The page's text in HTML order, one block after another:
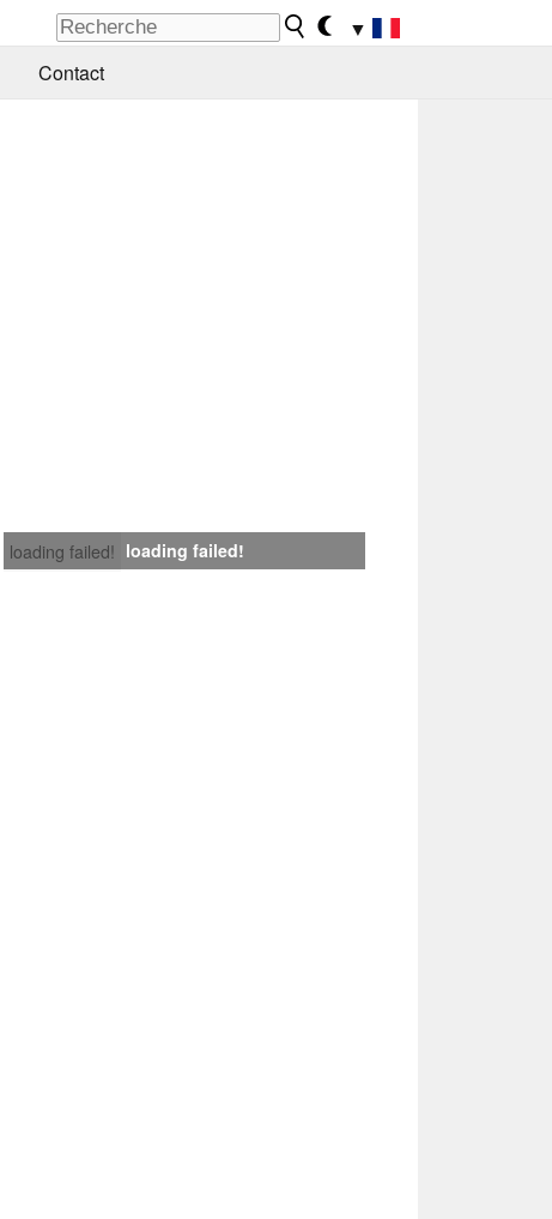
▼
Contact
loading failed! loading failed!